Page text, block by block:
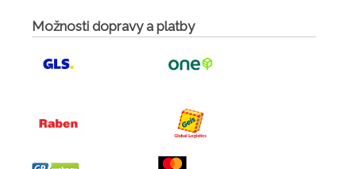
Možnosti dopravy a platby